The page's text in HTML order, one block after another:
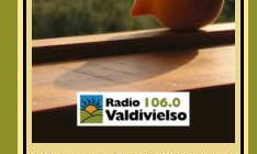
.
.